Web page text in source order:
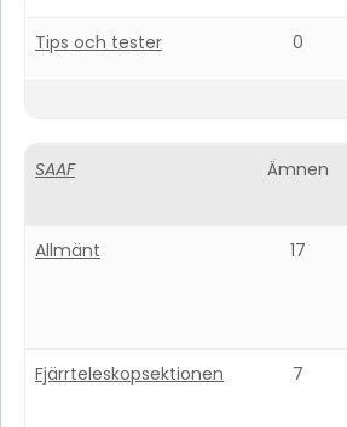
Tips och tester 0
SAAF Ämnen
Allmänt 17
Fjärrteleskopsektionen 7